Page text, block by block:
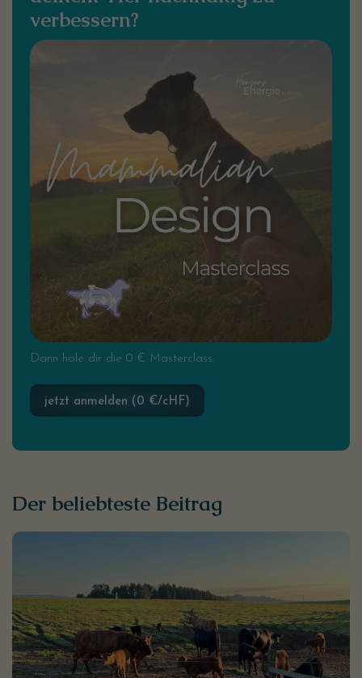
verbessern?
Dann hole dir die 0 € Masterclass.
jetzt anmelden (0 €/cHF)
Der beliebteste Beitrag